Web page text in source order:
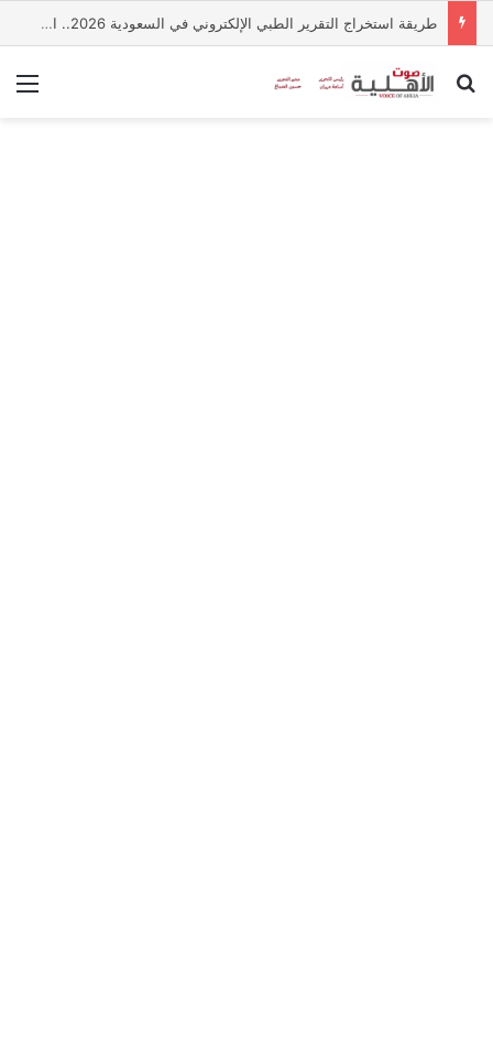
طريقة استخراج التقرير الطبي الإلكتروني في السعودية 2026.. الخطوات والشروط
بحث عن